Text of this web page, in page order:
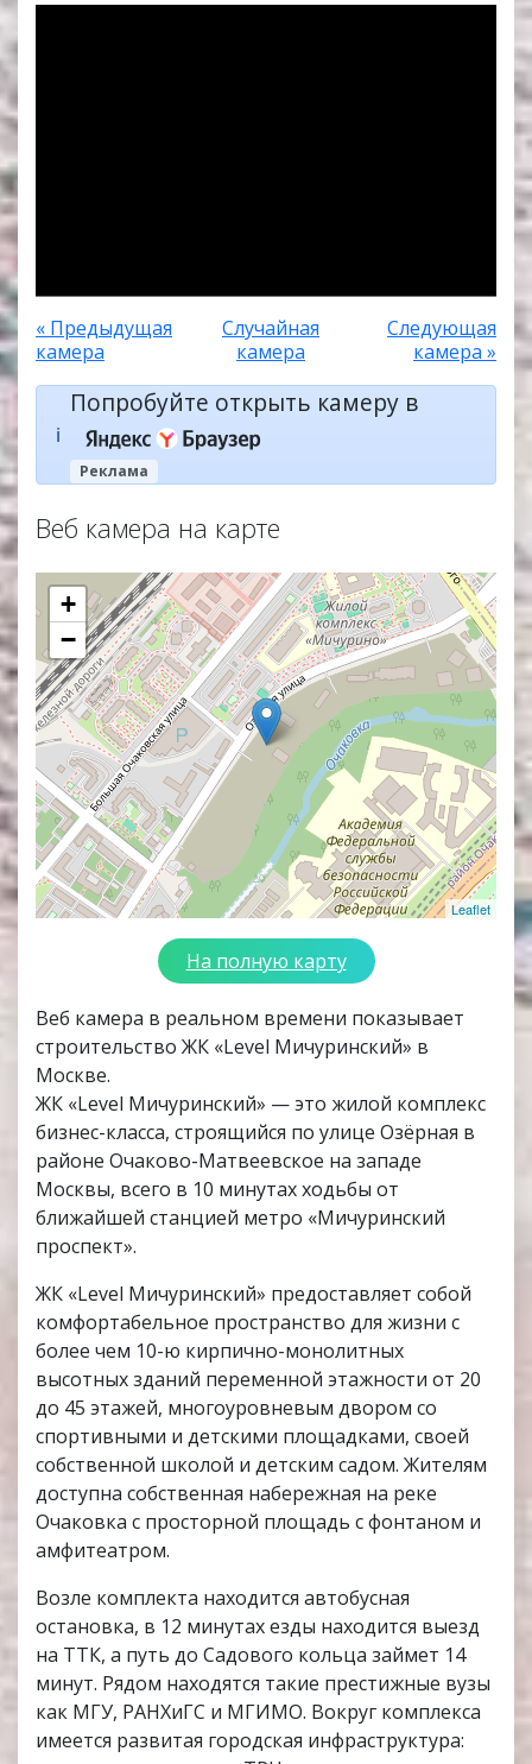
« Предыдущая
камера
Случайная
камера
Следующая
камера »
ℹ️
Попробуйте открыть камеру в
Реклама
Веб камера на карте
+
−
Leaflet
На полную карту
Веб камера в реальном времени показывает
строительство ЖК «Level Мичуринский» в
Москве.
ЖК «Level Мичуринский» — это жилой комплекс
бизнес-класса, строящийся по улице Озёрная в
районе Очаково-Матвеевское на западе
Москвы, всего в 10 минутах ходьбы от
ближайшей станцией метро «Мичуринский
проспект».
ЖК «Level Мичуринский» предоставляет собой
комфортабельное пространство для жизни с
более чем 10-ю кирпично-монолитных
высотных зданий переменной этажности от 20
до 45 этажей, многоуровневым двором со
спортивными и детскими площадками, своей
собственной школой и детским садом. Жителям
доступна собственная набережная на реке
Очаковка с просторной площадь с фонтаном и
амфитеатром.
Возле комплекта находится автобусная
остановка, в 12 минутах езды находится выезд
на ТТК, а путь до Садового кольца займет 14
минут. Рядом находятся такие престижные вузы
как МГУ, РАНХиГС и МГИМО. Вокруг комплекса
имеется развитая городская инфраструктура: